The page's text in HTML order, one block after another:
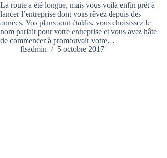
La route a été longue, mais vous voilà enfin prêt à
lancer l’entreprise dont vous rêvez depuis des
années. Vos plans sont établis, vous choisissez le
nom parfait pour votre entreprise et vous avez hâte
de commencer à promouvoir votre…
flsadmin
5 octobre 2017